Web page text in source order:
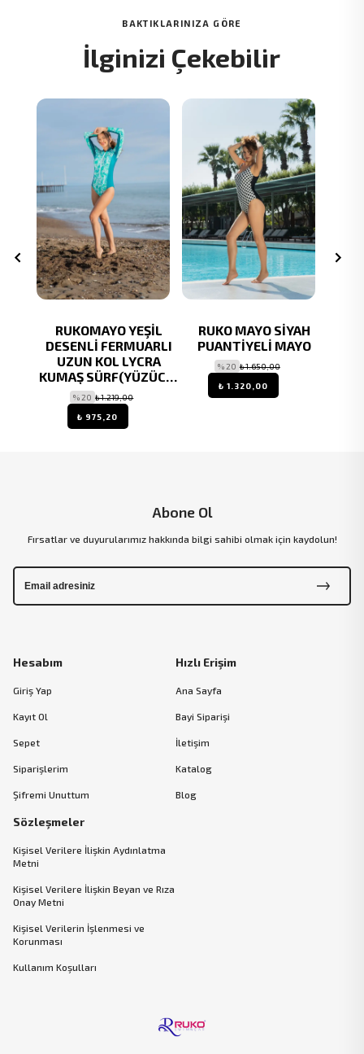
BAKTIKLARINIZA GÖRE
İlginizi Çekebilir
RUKOMAYO YEŞİL
DESENLİ FERMUARLI
UZUN KOL LYCRA
KUMAŞ SÜRF(YÜZÜCÜ)
MAYOSU
% 20 ₺ 1.219,00
₺ 975,20
RUKO MAYO SİYAH
PUANTİYELİ MAYO
% 20 ₺ 1.650,00
₺ 1.320,00
Hesabım
Giriş Yap
Kayıt Ol
Sepet
Siparişlerim
Şifremi Unuttum
Hızlı Erişim
Ana Sayfa
Bayi Siparişi
İletişim
Katalog
Blog
Sözleşmeler
Kişisel Verilere İlişkin Aydınlatma
Metni
Kişisel Verilere İlişkin Beyan ve Rıza
Onay Metni
Kişisel Verilerin İşlenmesi ve
Korunması
Kullanım Koşulları
Abone Ol
Fırsatlar ve duyurularımız hakkında bilgi sahibi olmak için kaydolun!